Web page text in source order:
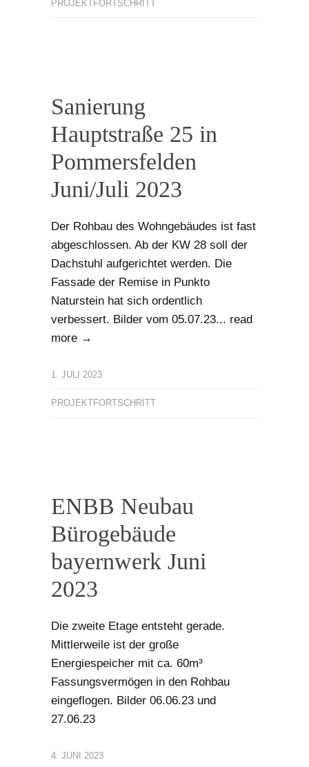
PROJEKTFORTSCHRITT
Sanierung
Hauptstraße 25 in
Pommersfelden
Juni/Juli 2023
Der Rohbau des Wohngebäudes ist fast
abgeschlossen. Ab der KW 28 soll der
Dachstuhl aufgerichtet werden. Die
Fassade der Remise in Punkto
Naturstein hat sich ordentlich
verbessert. Bilder vom 05.07.23... read
more →
1. JULI 2023
PROJEKTFORTSCHRITT
ENBB Neubau
Bürogebäude
bayernwerk Juni
2023
Die zweite Etage entsteht gerade.
Mittlerweile ist der große
Energiespeicher mit ca. 60m³
Fassungsvermögen in den Rohbau
eingeflogen. Bilder 06.06.23 und
27.06.23
4. JUNI 2023